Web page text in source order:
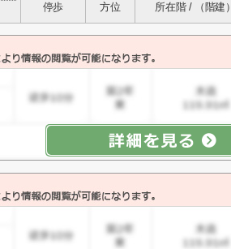
停歩
方位
所在階 / （階建）